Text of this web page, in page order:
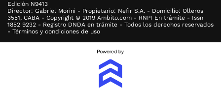
Edición N9413
Director: Gabriel Morini - Propietario: Nefir S.A. - Domicilio: Olleros
3551, CABA - Copyright © 2019 Ambito.com - RNPI En trámite - Issn
1852 9232 - Registro DNDA en trámite - Todos los derechos reservados
- Términos y condiciones de uso